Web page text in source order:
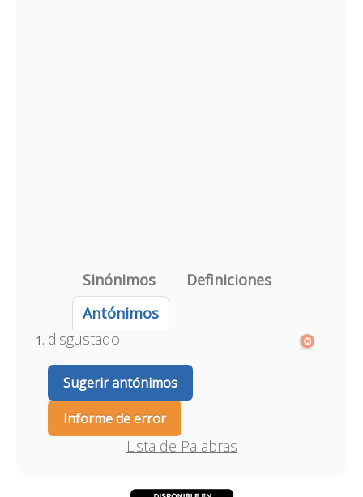
Sinónimos
Definiciones
Antónimos
disgustado
Sugerir antónimos
Informe de error
Lista de Palabras